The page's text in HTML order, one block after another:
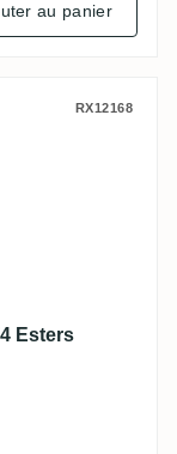
au panier
474
RX12168
Esters